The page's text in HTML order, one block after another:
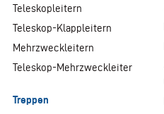
Teleskopleitern
Teleskop-Klappleitern
Mehrzweckleitern
Teleskop-Mehrzweckleiter
Treppen